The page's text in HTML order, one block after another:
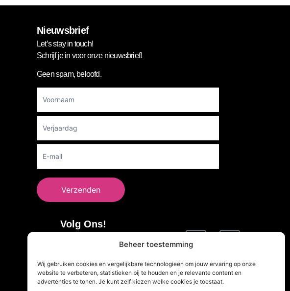
Beheer toestemming
Wij gebruiken cookies en vergelijkbare technologieën om jouw ervaring op onze
website te verbeteren, statistieken bij te houden en je relevante content en
advertenties te tonen. Je kunt zelf kiezen welke cookies je toestaat.
Nieuwsbrief
Let’s stay in touch!
Schrijf je in voor onze nieuwsbrief!
Geen spam, beloofd.
Newsletter
Verzenden
Volg Ons!